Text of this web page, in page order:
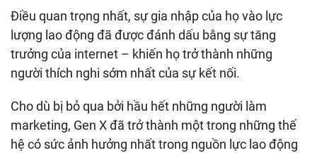
Điều quan trọng nhất, sự gia nhập của họ vào lực
lượng lao động đã được đánh dấu bằng sự tăng
trưởng của internet – khiến họ trở thành những
người thích nghi sớm nhất của sự kết nối.
Cho dù bị bỏ qua bởi hầu hết những người làm
marketing, Gen X đã trở thành một trong những thế
hệ có sức ảnh hưởng nhất trong nguồn lực lao động